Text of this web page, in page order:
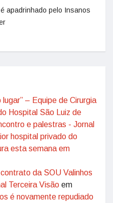
apadrinhado pelo Insanos
– Equipe de Cirurgia
Hospital São Luiz de
e palestras - Jornal
hospital privado do
esta semana em
da SOU Valinhos
Terceira Visão em
é novamente repudiado